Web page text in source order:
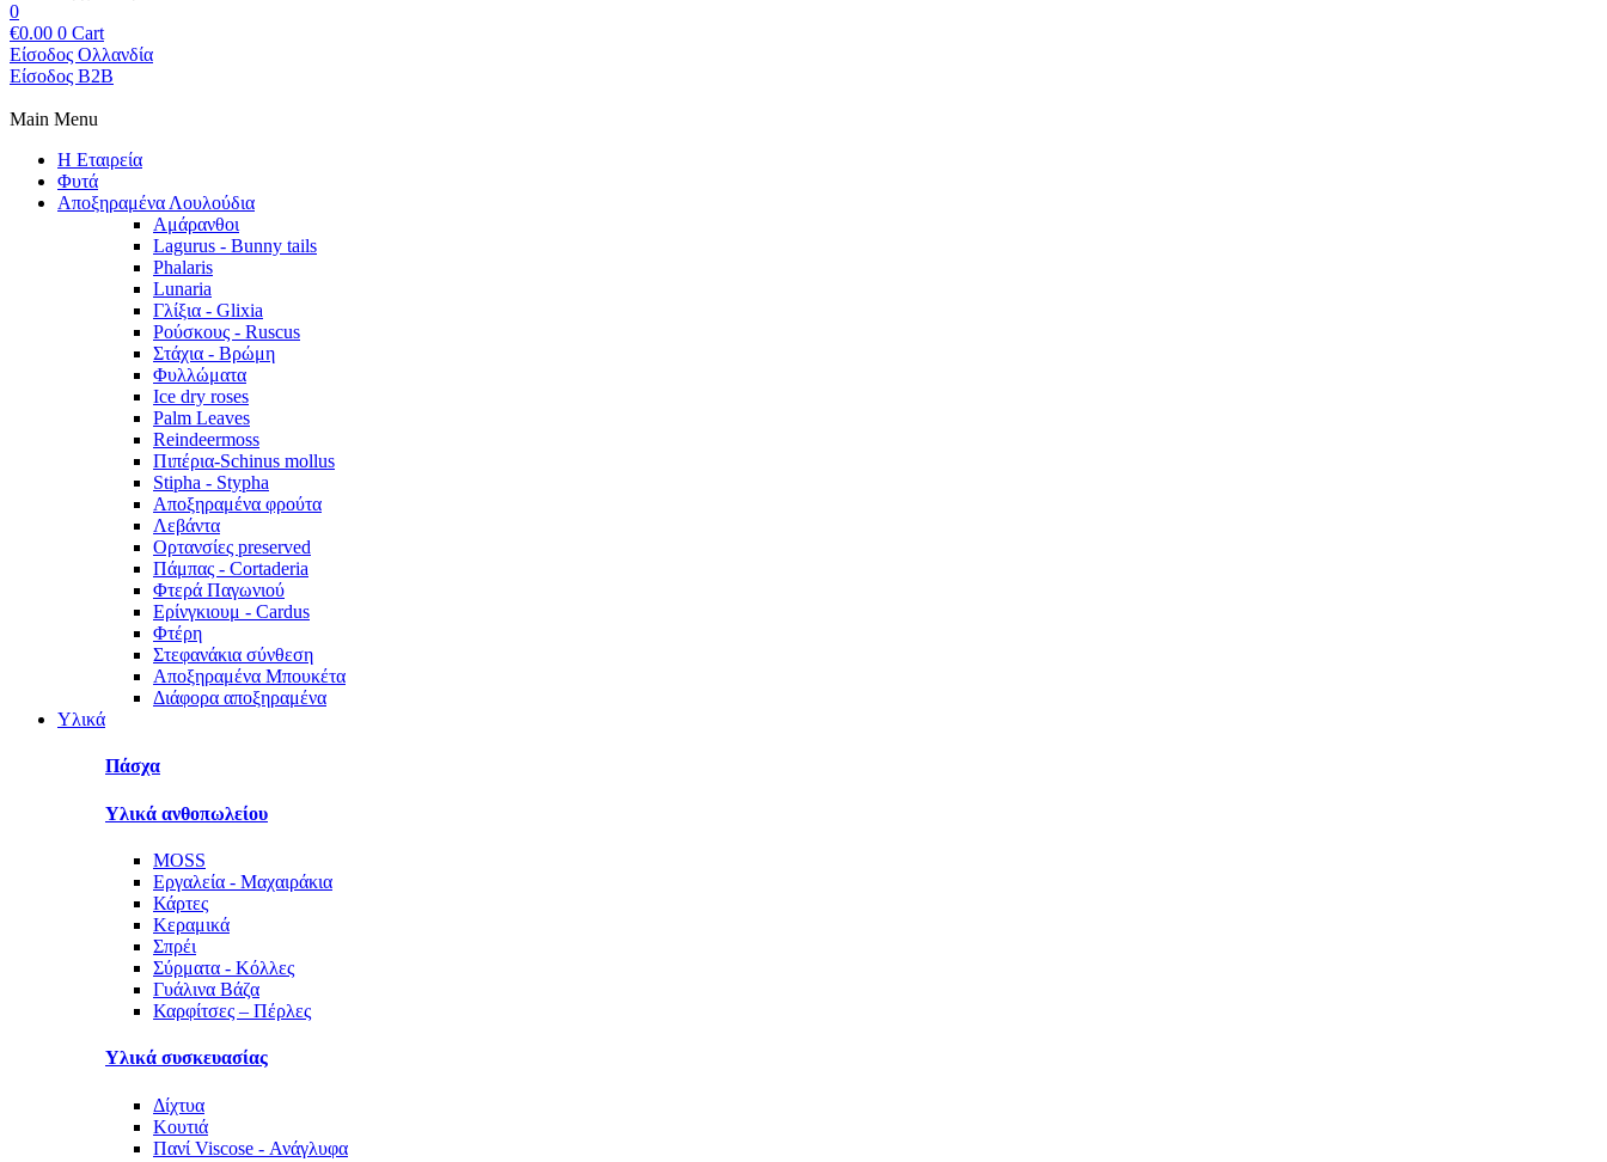
0
€0.00 0 Cart
Είσοδος Ολλανδία
Είσοδος B2B
Main Menu
Η Εταιρεία
Φυτά
Αποξηραμένα Λουλούδια
Αμάρανθοι
Lagurus - Bunny tails
Phalaris
Lunaria
Γλίξια - Glixia
Ρούσκους - Ruscus
Στάχια - Βρώμη
Φυλλώματα
Ice dry roses
Palm Leaves
Reindeermoss
Πιπέρια-Schinus mollus
Stipha - Stypha
Αποξηραμένα φρούτα
Λεβάντα
Ορτανσίες preserved
Πάμπας - Cortaderia
Φτερά Παγωνιού
Ερίνγκιουμ - Cardus
Φτέρη
Στεφανάκια σύνθεση
Αποξηραμένα Μπουκέτα
Διάφορα αποξηραμένα
Υλικά
Πάσχα
Υλικά ανθοπωλείου
MOSS
Εργαλεία - Μαχαιράκια
Κάρτες
Κεραμικά
Σπρέι
Σύρματα - Κόλλες
Γυάλινα Βάζα
Καρφίτσες – Πέρλες
Υλικά συσκευασίας
Δίχτυα
Κουτιά
Πανί Viscose - Ανάγλυφα